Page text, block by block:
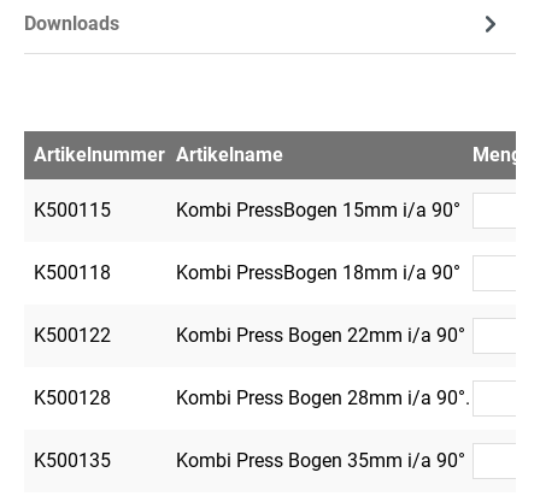
Downloads
Artikelnummer Artikelname Menge
K500115 Kombi PressBogen 15mm i/a 90°
K500118 Kombi PressBogen 18mm i/a 90°
K500122 Kombi Press Bogen 22mm i/a 90°
K500128 Kombi Press Bogen 28mm i/a 90°.
K500135 Kombi Press Bogen 35mm i/a 90°